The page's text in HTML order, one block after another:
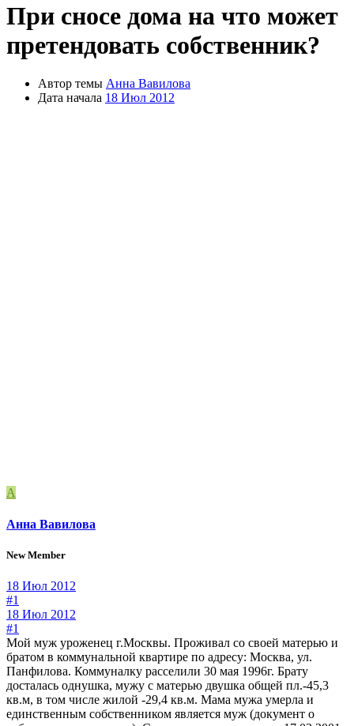
При сносе дома на что может
претендовать собственник?
Автор темы Анна Вавилова
Дата начала 18 Июл 2012
А
Анна Вавилова
New Member
18 Июл 2012
#1
18 Июл 2012
#1
Мой муж уроженец г.Москвы. Проживал со своей матерью и
братом в коммунальной квартире по адресу: Москва, ул.
Панфилова. Коммуналку расселили 30 мая 1996г. Брату
досталась однушка, мужу с матерью двушка общей пл.-45,3
кв.м, в том числе жилой -29,4 кв.м. Мама мужа умерла и
единственным собственником является муж (документ о